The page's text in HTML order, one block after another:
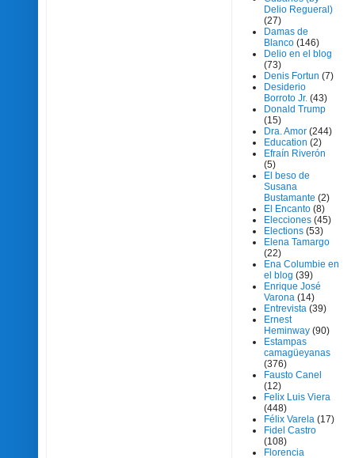
Delio Regueral)
(27)
Damas de
Blanco (146)
Delio en el blog
(73)
Denis Fortun (7)
Desiderio
Borroto Jr. (43)
Donald Trump
(15)
Dra. Amor (244)
Education (2)
Efraín Riverón
(5)
El beso de
Susana
Bustamante (2)
El Encanto (8)
Elecciones (45)
Elections (53)
Elena Tamargo
(22)
Ena Columbie en
el blog (39)
Enrique José
Varona (14)
Entrevista (39)
Ernest
Heminway (90)
Estampas
camagüeyanas
(376)
Fausto Canel
(12)
Felix Luis Viera
(448)
Félix Varela (17)
Fidel Castro
(108)
Florencia